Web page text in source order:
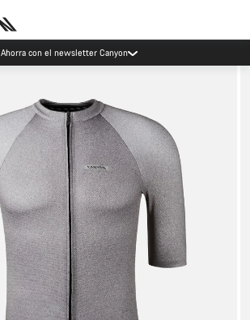
Ahorra con el newsletter Canyon